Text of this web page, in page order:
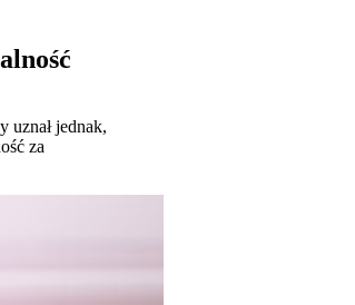
uznał jednak,
za